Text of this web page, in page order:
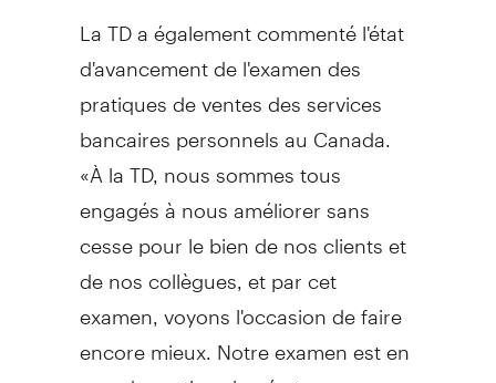
La TD a également commenté l'état
d'avancement de l'examen des
pratiques de ventes des services
bancaires personnels au Canada
«À la TD, nous sommes tous
engagés à nous améliorer sans
cesse pour le bien de nos clients et
de nos collègues, et par cet
examen, voyons l'occasion de faire
encore mieux. Notre examen est en